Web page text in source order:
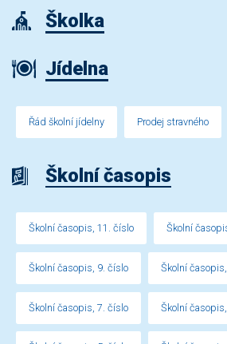
Školka
Jídelna
Řád školní jídelny Prodej stravného
Školní časopis
Školní časopis, 11. číslo Školní
Školní časopis, 9. číslo Školní
Školní časopis, 7. číslo Školní